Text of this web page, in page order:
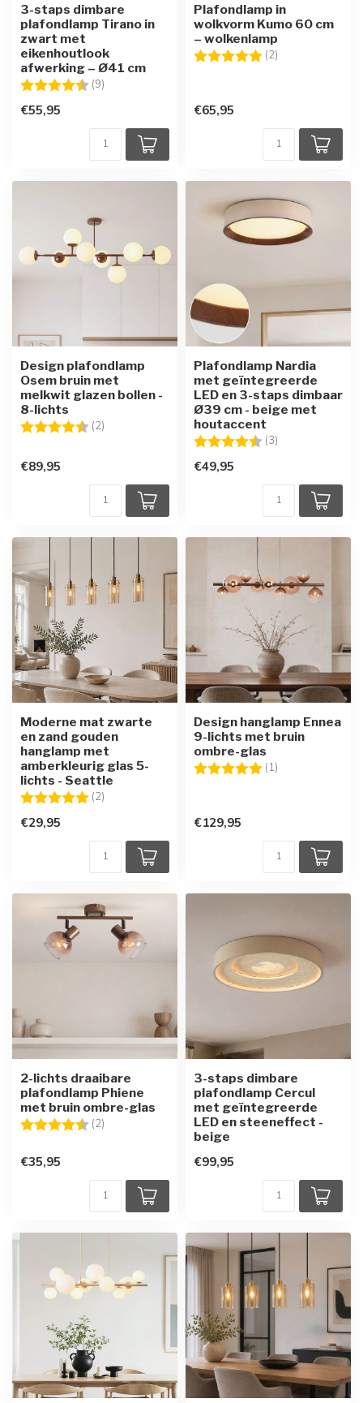
3-staps dimbare
plafondlamp Tirano in
zwart met
eikenhoutlook
afwerking – Ø41 cm
Beoordeling: (9)
€55,95
Plafondlamp in
wolkvorm Kumo 60 cm
– wolkenlamp
Beoordeling: (2)
€65,95
Design plafondlamp
Osem bruin met
melkwit glazen bollen -
8-lichts
Beoordeling: (2)
€89,95
Plafondlamp Nardia
met geïntegreerde
LED en 3-staps dimbaar
Ø39 cm - beige met
houtaccent
Beoordeling: (3)
€49,95
Moderne mat zwarte
en zand gouden
hanglamp met
amberkleurig glas 5-
lichts - Seattle
Beoordeling: (2)
€29,95
Design hanglamp Ennea
9-lichts met bruin
ombre-glas
Beoordeling: (1)
€129,95
2-lichts draaibare
plafondlamp Phiene
met bruin ombre-glas
Beoordeling: (2)
€35,95
3-staps dimbare
plafondlamp Cercul
met geïntegreerde
LED en steeneffect -
beige
€99,95